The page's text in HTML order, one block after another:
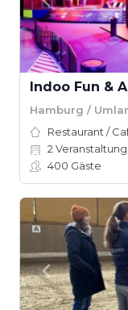
Indoo Fun &
Hamburg /
Restaurant /
2
400 Gäste